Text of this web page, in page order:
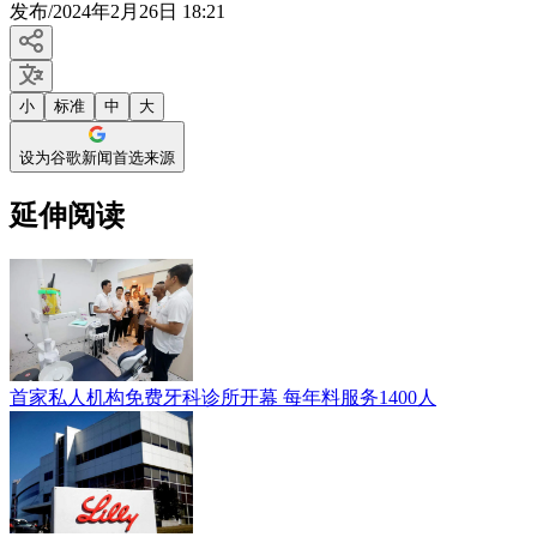
发布/2024年2月26日 18:21
小 标准 中 大
设为谷歌新闻首选来源
延伸阅读
首家私人机构免费牙科诊所开幕 每年料服务1400人